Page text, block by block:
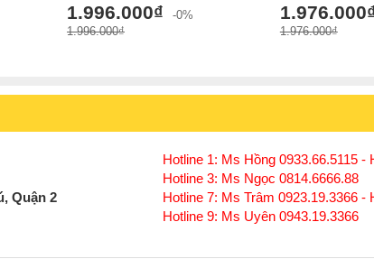
1.996.000₫
-0%
1.996.000₫
1.976.000₫
Hotline 1: Ms Hồng 0933.66.5115 -
Hotline 3: Ms Ngọc 0814.6666.88
Quận 2
Hotline 7: Ms Trâm 0923.19.3366
Hotline 9: Ms Uyên 0943.19.3366